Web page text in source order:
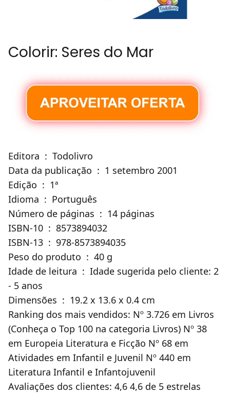
Colorir: Seres do Mar
Editora ‏ : ‎ Todolivro
Data da publicação ‏ : ‎ 1 setembro 2001
Edição ‏ : ‎ 1ª
Idioma ‏ : ‎ Português
Número de páginas ‏ : ‎ 14 páginas
ISBN-10 ‏ : ‎ 8573894032
ISBN-13 ‏ : ‎ 978-8573894035
Peso do produto ‏ : ‎ 40 g
Idade de leitura ‏ : ‎ Idade sugerida pelo cliente: 2
- 5 anos
Dimensões ‏ : ‎ 19.2 x 13.6 x 0.4 cm
Ranking dos mais vendidos: Nº 3.726 em Livros
(Conheça o Top 100 na categoria Livros) Nº 38
em Europeia Literatura e Ficção Nº 68 em
Atividades em Infantil e Juvenil Nº 440 em
Literatura Infantil e Infantojuvenil
Avaliações dos clientes: 4,6 4,6 de 5 estrelas